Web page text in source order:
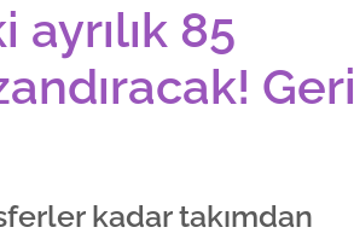
ayrılık 85
Geri
kadar takımdan